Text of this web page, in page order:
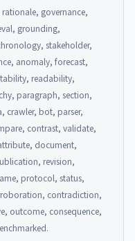
governance,
grounding,
stakeholder,
anomaly, forecast,
readability,
paragraph, section,
crawler, bot, parser,
contrast, validate,
document,
revision,
protocol, status,
contradiction,
outcome, consequence,